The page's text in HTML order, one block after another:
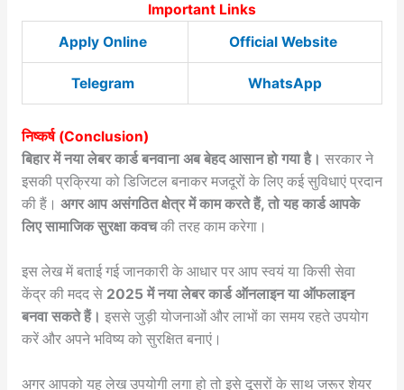
Important Links
Apply Online
Official Website
Telegram WhatsApp
निष्कर्ष (Conclusion)
बिहार में नया लेबर कार्ड बनवाना अब बेहद आसान हो गया है। सरकार ने
इसकी प्रक्रिया को डिजिटल बनाकर मजदूरों के लिए कई सुविधाएं प्रदान
की हैं। अगर आप असंगठित क्षेत्र में काम करते हैं, तो यह कार्ड आपके
लिए सामाजिक सुरक्षा कवचकी तरह काम करेगा।
इस लेख में बताई गई जानकारी के आधार पर आप स्वयं या किसी सेवा
केंद्र की मदद से 2025 में नया लेबर कार्ड ऑनलाइन या ऑफलाइन
बनवा सकते हैं। इससे जुड़ी योजनाओं और लाभों का समय रहते उपयोग
करें और अपने भविष्य को सुरक्षित बनाएं।
अगर आपको यह लेख उपयोगी लगा हो तो इसे दूसरों के साथ जरूर शेयर